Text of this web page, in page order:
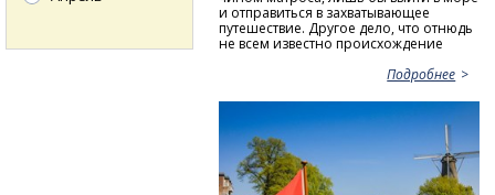
и отправиться в захватывающее
путешествие. Другое дело, что отнюдь
не всем известно происхождение
Подробнее